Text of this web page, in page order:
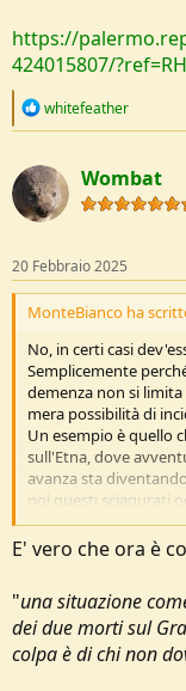
https://
424015807/
R
c
t
i
o
s
:
whitefeather
Wombat
20 Febbraio 2025
MonteBianco ha
No, in certi casi
Semplicemente
demenza non si
mera possibilità di
Un esempio è quello
sull'Etna, dove
avanza sta
poi questi sciagurati
soccorso. E questo,
se neppure ci fosse la
siano) senza alcun
Ma finché resteremo
fratello di uno dei due
la colpa è di "chi non
E' vero che ora è
"una situazione
dei due morti sul
colpa è di chi non